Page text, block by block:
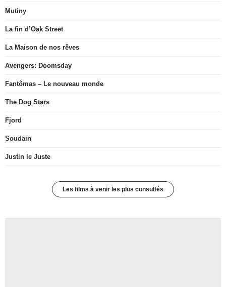
Mutiny
La fin d’Oak Street
La Maison de nos rêves
Avengers: Doomsday
Fantômas – Le nouveau monde
The Dog Stars
Fjord
Soudain
Justin le Juste
Les films à venir les plus consultés